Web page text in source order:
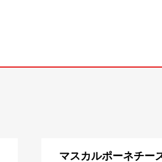
マスカルポーネチー